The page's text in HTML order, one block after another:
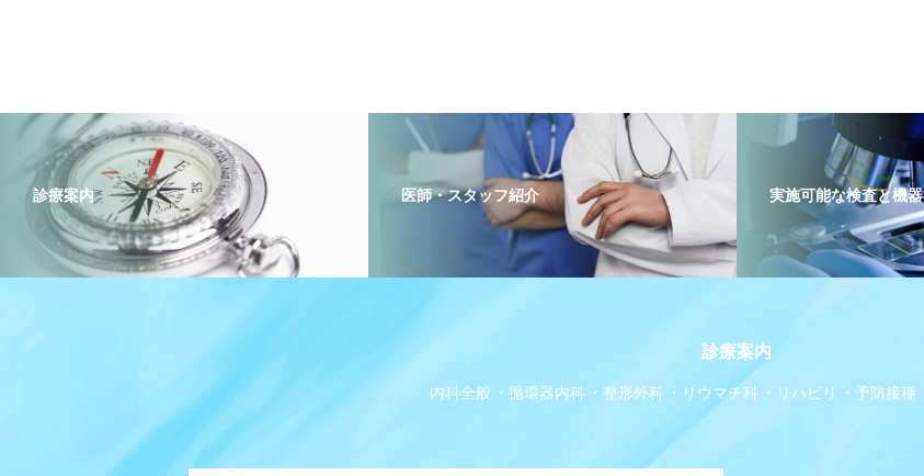
診療案内 医師・スタッフ紹介 実施可能な検査と機器
診療案内
内科全般 循環器内科 整形外科 リウマチ科 リハビリ 予防接種